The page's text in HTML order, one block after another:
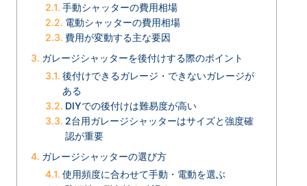
手動シャッターの費用相場
電動シャッターの費用相場
費用が変動する主な要因
ガレージシャッターを後付けする際のポイント
後付けできるガレージ・できないガレージが
ある
DIYでの後付けは難易度が高い
2台用ガレージシャッターはサイズと強度確
認が重要
ガレージシャッターの選び方
使用頻度に合わせて手動・電動を選ぶ